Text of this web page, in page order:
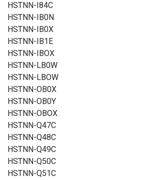
HSTNN-I84C
HSTNN-IB0N
HSTNN-IB0X
HSTNN-IB1E
HSTNN-IBOX
HSTNN-LB0W
HSTNN-LBOW
HSTNN-OB0X
HSTNN-OB0Y
HSTNN-OBOX
HSTNN-Q47C
HSTNN-Q48C
HSTNN-Q49C
HSTNN-Q50C
HSTNN-Q51C